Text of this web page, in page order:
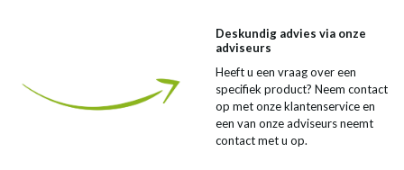
Deskundig advies via onze
adviseurs
Heeft u een vraag over een
specifiek product? Neem contact
op met onze klantenservice en
een van onze adviseurs neemt
contact met u op.